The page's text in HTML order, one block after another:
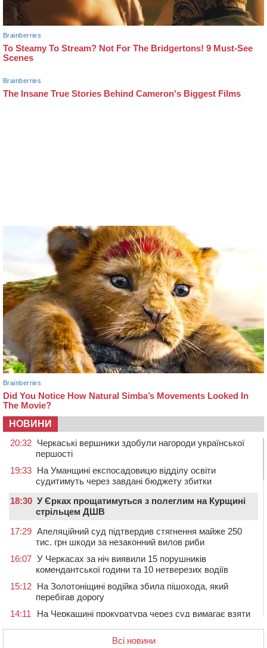
НОВИНИ
20:32 Черкаські вершники здобули нагороди української
першості
19:33 На Уманщині експосадовицю відділу освіти
судитимуть через завдані бюджету збитки
18:30 У Єрках прощатимуться з полеглим на Курщині
стрільцем ДШВ
17:29 Апеляційний суд підтвердив стягнення майже 250
тис. грн шкоди за незаконний вилов риби
16:07 У Черкасах за ніч виявили 15 порушників
комендантської години та 10 нетверезих водіїв
15:12 На Золотоніщині водійка збила пішохода, який
перебігав дорогу
14:11
На Черкащині прокуратура через суд вимагає взяти
У Смілі біля магазину під колесами вантажівки
Всі новини